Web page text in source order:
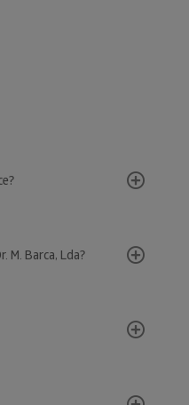
M. Barca, Lda?